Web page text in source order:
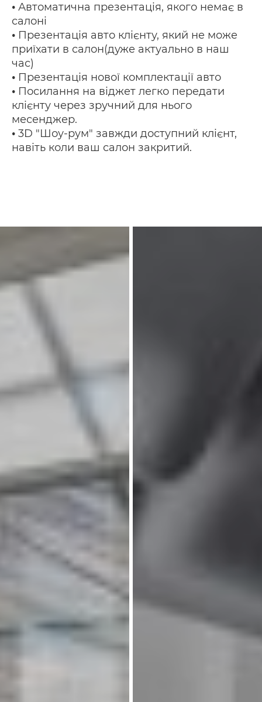
• Автоматична презентація, якого немає в
салоні
• Презентація авто клієнту, який не може
приїхати в салон(дуже актуально в наш
час)
• Презентація нової комплектації авто
• Посилання на віджет легко передати
клієнту через зручний для нього
месенджер.
• 3D "Шоу-рум" завжди доступний клієнт,
навіть коли ваш салон закритий.